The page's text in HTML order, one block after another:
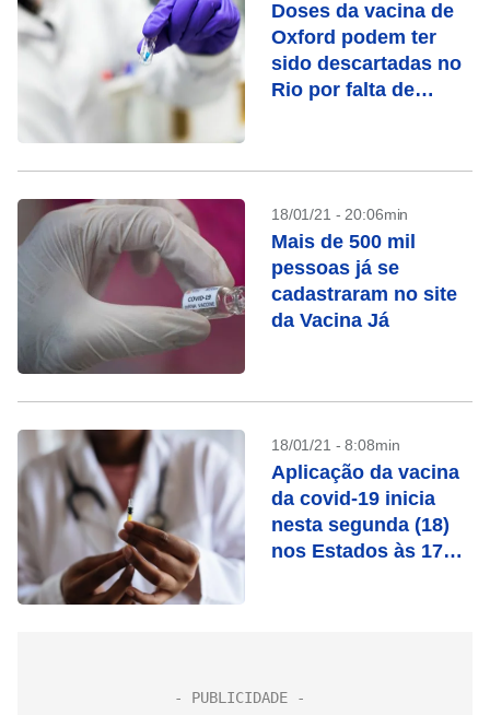
Doses da vacina de
Oxford podem ter
sido descartadas no
Rio por falta de
18/01/21 - 20:06min
Mais de 500 mil
pessoas já se
cadastraram no site
da Vacina Já
18/01/21 - 8:08min
Aplicação da vacina
da covid-19 inicia
nesta segunda (18)
nos Estados às 17h,